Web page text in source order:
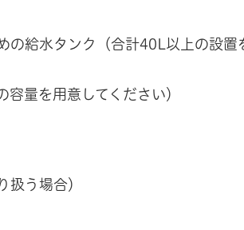
の給水タンク（合計40L以上の設置
量を用意してください）
扱う場合）